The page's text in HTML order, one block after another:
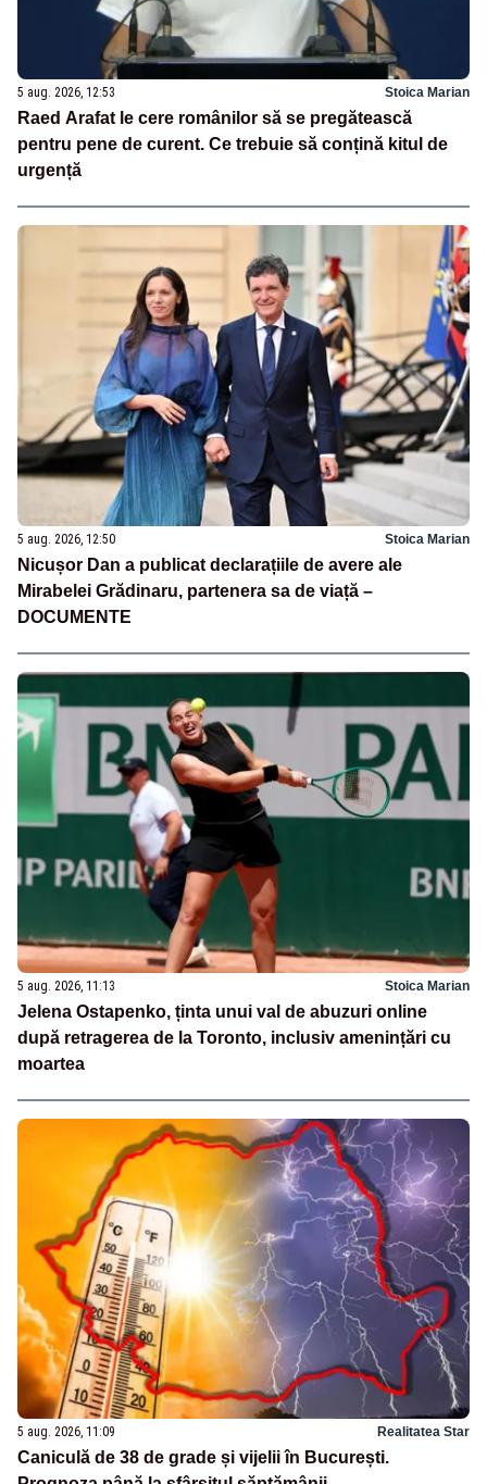
5 aug. 2026, 12:53 Stoica Marian
Raed Arafat le cere românilor să se pregătească
pentru pene de curent. Ce trebuie să conțină kitul de
urgență
5 aug. 2026, 12:50 Stoica Marian
Nicușor Dan a publicat declarațiile de avere ale
Mirabelei Grădinaru, partenera sa de viață –
DOCUMENTE
5 aug. 2026, 11:13 Stoica Marian
Jelena Ostapenko, ținta unui val de abuzuri online
după retragerea de la Toronto, inclusiv amenințări cu
moartea
5 aug. 2026, 11:09 Realitatea Star
Caniculă de 38 de grade și vijelii în București.